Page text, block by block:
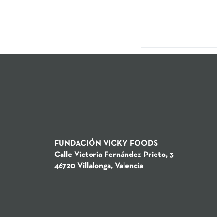
FUNDACIÓN VICKY FOODS
Calle Victoria Fernández Prieto, 3
46720 Villalonga, Valencia